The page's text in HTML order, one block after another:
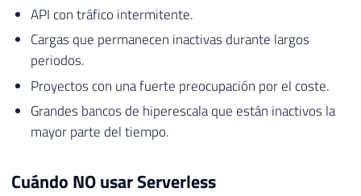
API con tráfico intermitente.
Cargas que permanecen inactivas durante largos
periodos.
Proyectos con una fuerte preocupación por el coste.
Grandes bancos de hiperescala que están inactivos la
mayor parte del tiempo.
Cuándo NO usar Serverless